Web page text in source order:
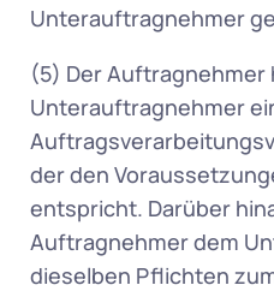
Unterauftragnehmer
(5) Der Auftragnehmer
Unterauftragnehmer
der den
entspricht. Darüber
Auftragnehmer dem
dieselben Pflichten